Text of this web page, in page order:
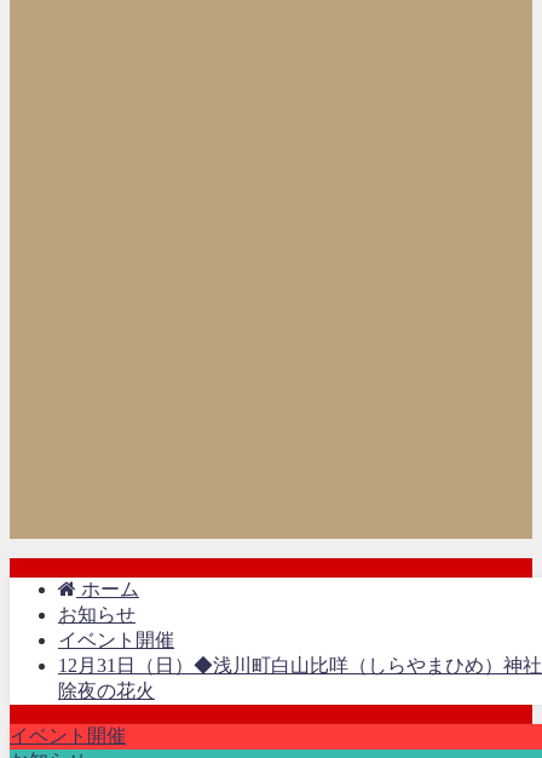
ホーム
お知らせ
イベント開催
12月31日（日）◆浅川町白山比咩（しらやまひめ）神
除夜の花火
イベント開催